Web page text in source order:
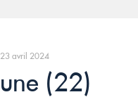
23 avril 2024
une (22)